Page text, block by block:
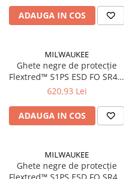
Dibluri
Dibluri cu surub
Dibluri cu carlig
Dibluri pentru gips-carton
Dibluri pentru lemn
Dibluri rosii SFX
Suruburi pentru gips-carton
Suruburi pentru lemn
ADAUGA IN COS
MILWAUKEE
Ghete negre de protecție
Flextred™ S1PS ESD FO SR40,
mărimea 40/6.5, (4932493705)
620,93 Lei
ADAUGA IN COS
MILWAUKEE
Ghete negre de protecție